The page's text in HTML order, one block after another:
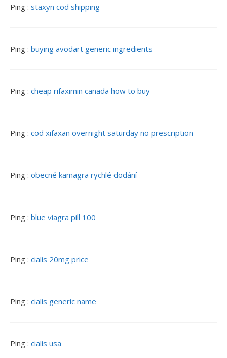
Ping : staxyn cod shipping
Ping : buying avodart generic ingredients
Ping : cheap rifaximin canada how to buy
Ping : cod xifaxan overnight saturday no prescription
Ping : obecné kamagra rychlé dodání
Ping : blue viagra pill 100
Ping : cialis 20mg price
Ping : cialis generic name
Ping : cialis usa